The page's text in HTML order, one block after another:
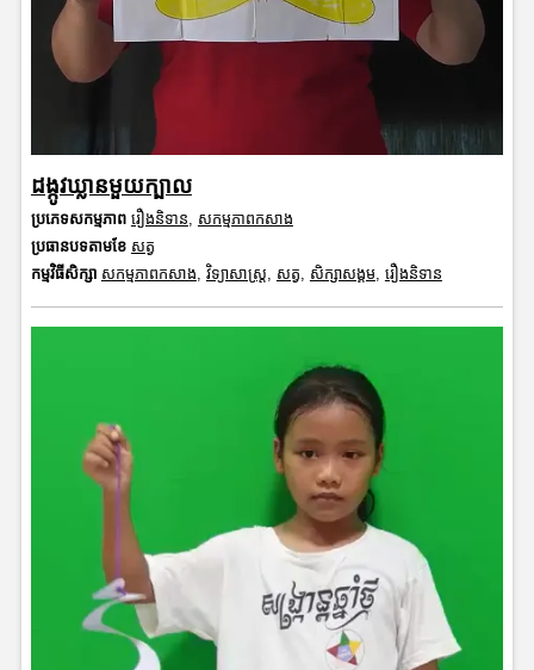
ដង្កូវឃ្លានមួយក្បាល
ប្រភេទសកម្មភាព រឿងនិទាន, សកម្មភាពកសាង
ប្រធានបទតាមខែ សត្វ
កម្មវិធីសិក្សា សកម្មភាពកសាង, វិទ្យាសាស្រ្ត, សត្វ, សិក្សាសង្គម, រឿងនិទាន